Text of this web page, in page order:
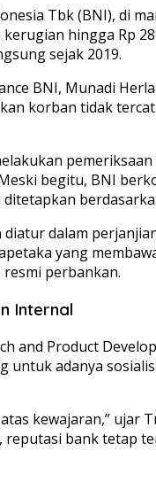
Tbk (BNI), di
hingga Rp
sejak 2019.
BNI, Munadi
korban tidak
begitu, BNI
dalam
yang
perbankan.
Internal
and Product
untuk adanya
kewajaran,”
bank tetap